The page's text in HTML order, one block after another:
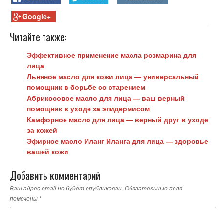
Google+
Читайте также:
Эффективное применение масла розмарина для
лица
Льняное масло для кожи лица — универсальный
помощник в борьбе со старением
Абрикосовое масло для лица — ваш верный
помощник в уходе за эпидермисом
Камфорное масло для лица — верный друг в уходе
за кожей
Эфирное масло Иланг Иланга для лица — здоровье
вашей кожи
Добавить комментарий
Ваш адрес email не будет опубликован. Обязательные поля
помечены *